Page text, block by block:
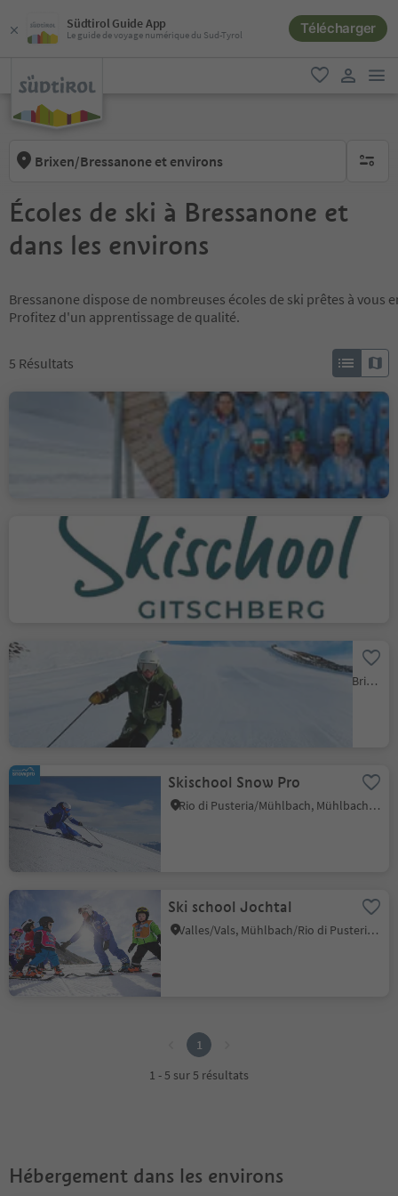
Südtirol Guide App
Le guide de voyage numérique du Sud-Tyrol Télécharger
favori
Brixen/Bressanone et environs aucun
Écoles de ski à Bressanone et
dans les environs
Bressanone dispose de nombreuses écoles de ski prêtes à
Profitez d'un apprentissage de qualité.
5 Résultats
Ski & Snowboardschule
Plose
Plose/Plose, Brixen/Bressanone, Brixen/Bressanone and environs
Ski school Gitschberg
Ski school Mountain Goat
Plose/Plose, Brixen/Bressanone, Brixen/Bressanone and environs
Skischool Snow Pro
Rio di Pusteria/Mühlbach, Mühlbach/Rio di Pusteria, Brixen/Bressanone and environs
Ski school Jochtal
Valles/Vals, Mühlbach/Rio di Pusteria, Brixen/Bressanone and environs
1
1 - 5 sur 5 résultats
Hébergement dans les environs